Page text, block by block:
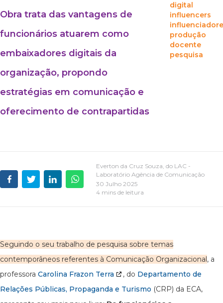
Obra trata das vantagens de
funcionários atuarem como
embaixadores digitais da
organização, propondo
estratégias em comunicação e
oferecimento de contrapartidas
digital
influencers
produção
docente
pesquisa
Everton da Cruz Souza, do LAC -
Laboratório Agência de Comunicação
30 Julho 2025
4 mins de leitura
Seguindo o seu trabalho de pesquisa sobre temas
contemporâneos referentes à Comunicação Organizacional, a
professora Carolina Frazon Terra , do Departamento de
Relações Públicas, Propaganda e Turismo (CRP) da ECA,